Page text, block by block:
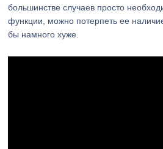
большинстве случаев просто
функции, можно потерпеть ее
бы намного хуже.